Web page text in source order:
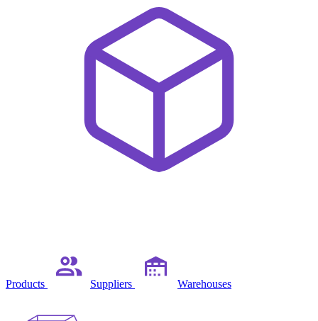
Products Suppliers Warehouses